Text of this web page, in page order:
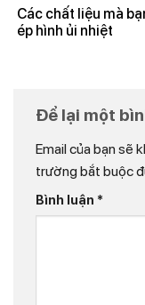
Các chất liệu mà
ép hình ủi nhiệt
Để lại một
Email của bạn sẽ
trường bắt buộc
Bình luận *